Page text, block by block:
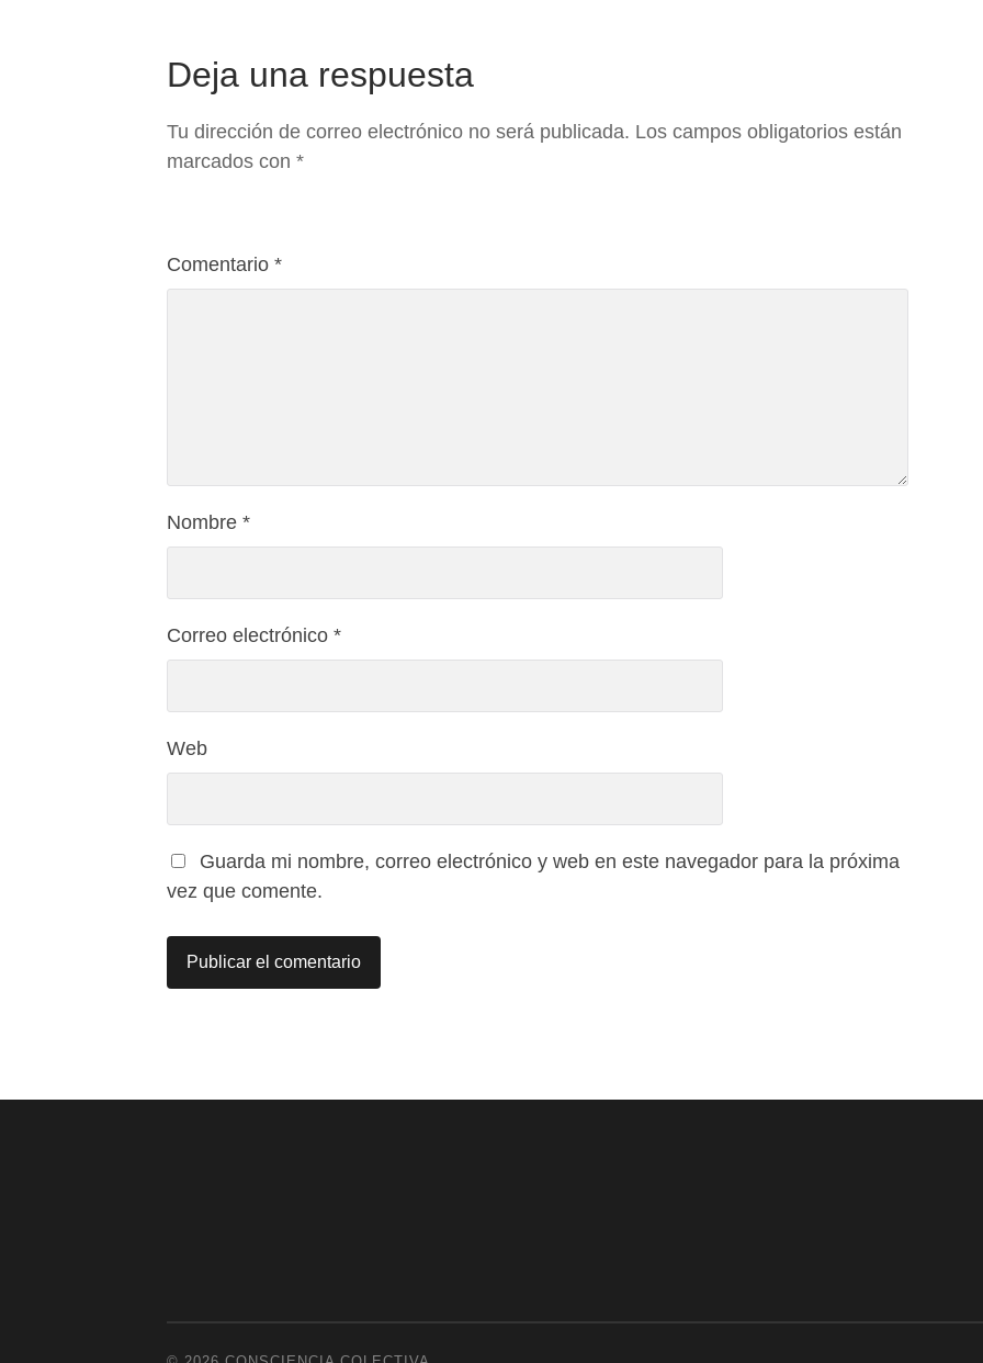
Deja una respuesta
Tu dirección de correo electrónico no será publicada. Los campos obligatorios están
marcados con *
Comentario *
Nombre *
Correo electrónico *
Web
Guarda mi nombre, correo electrónico y web en este navegador para la próxima
vez que comente.